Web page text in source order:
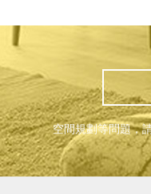
空間規劃等問題，